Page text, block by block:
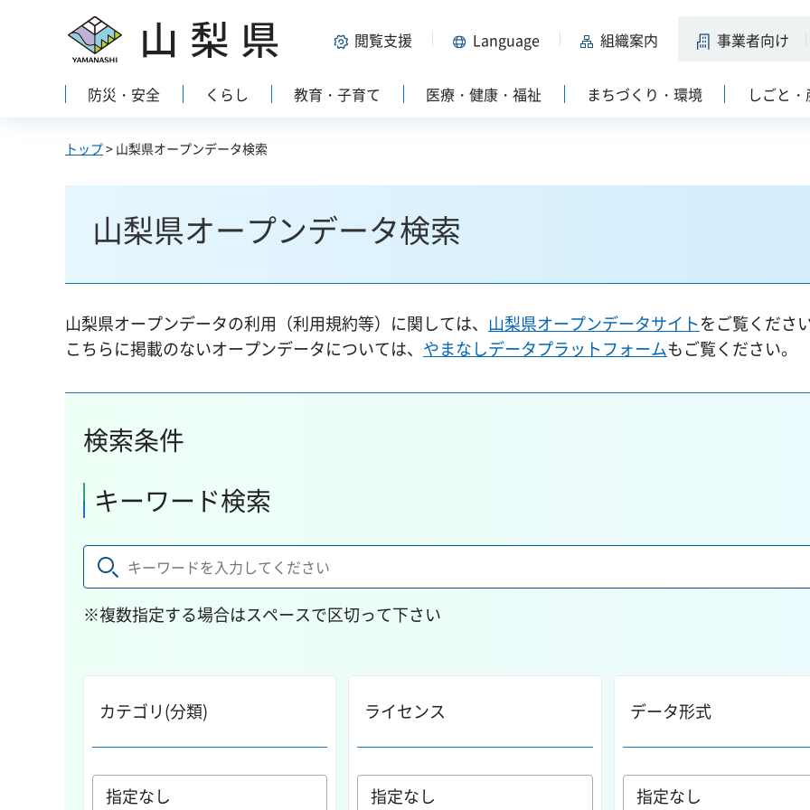
山梨県 閲覧支援 Language 組織案内 事業者向け
防災・安全 くらし 教育・子育て 医療・健康・福祉 まちづくり・環境 しごと
トップ> 山梨県オープンデータ検索
山梨県オープンデータ検索
山梨県オープンデータの利用（利用規約等）に関しては、 山梨県オープンデータサイトをご覧くださ
こちらに掲載のないオープンデータについては、 やまなしデータプラットフォームもご覧ください。
検索条件
キーワード検索
※複数指定する場合はスペースで区切って下さい
カテゴリ(分類) ライセンス データ形式